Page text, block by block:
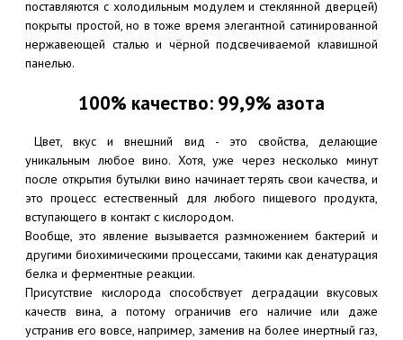
поставляются с холодильным модулем и стеклянной дверцей)
покрыты простой, но в тоже время элегантной сатинированной
нержавеющей сталью и чёрной подсвечиваемой клавишной
панелью.
100% качество: 99,9% азота
Цвет, вкус и внешний вид - это свойства, делающие
уникальным любое вино. Хотя, уже через несколько минут
после открытия бутылки вино начинает терять свои качества, и
это процесс естественный для любого пищевого продукта,
вступающего в контакт с кислородом.
Вообще, это явление вызывается размножением бактерий и
другими биохимическими процессами, такими как денатурация
белка и ферментные реакции.
Присутствие кислорода способствует деградации вкусовых
качеств вина, а потому ограничив его наличие или даже
устранив его вовсе, например, заменив на более инертный газ,